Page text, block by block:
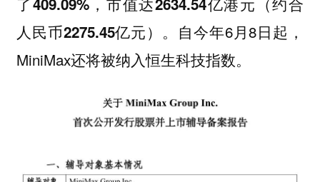
人民币2275.45亿元） 。自今年6月8日起，
MiniMax还将被纳入恒生科技指数。